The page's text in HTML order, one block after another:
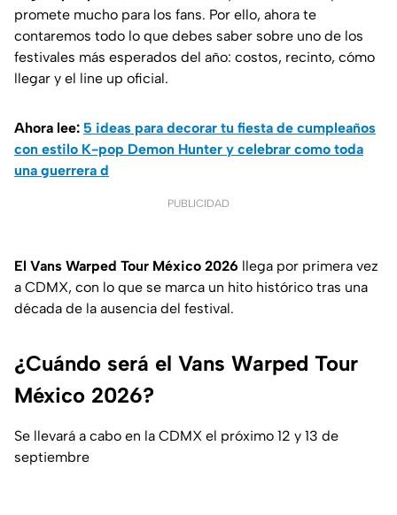
promete mucho para los fans. Por ello, ahora te
contaremos todo lo que debes saber sobre uno de los
festivales más esperados del año: costos, recinto, cómo
llegar y el line up oficial.
Ahora lee: 5 ideas para decorar tu fiesta de cumpleaños
con estilo K-pop Demon Hunter y celebrar como toda
una guerrera d
PUBLICIDAD
El Vans Warped Tour México 2026 llega por primera vez
a CDMX, con lo que se marca un hito histórico tras una
década de la ausencia del festival.
¿Cuándo será el Vans Warped Tour
México 2026?
Se llevará a cabo en la CDMX el próximo 12 y 13 de
septiembre